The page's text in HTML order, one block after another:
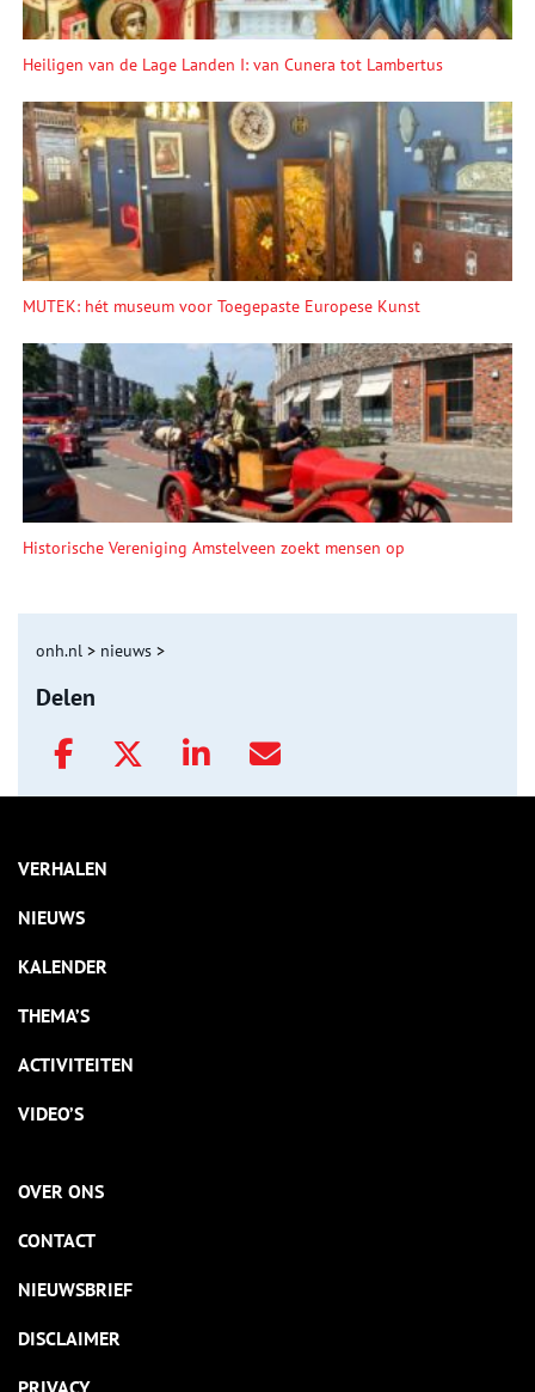
Heiligen van de Lage Landen I: van Cunera tot Lambertus
MUTEK: hét museum voor Toegepaste Europese Kunst
Historische Vereniging Amstelveen zoekt mensen op
onh.nl > nieuws >
Delen
VERHALEN
NIEUWS
KALENDER
THEMA’S
ACTIVITEITEN
VIDEO’S
OVER ONS
CONTACT
NIEUWSBRIEF
DISCLAIMER